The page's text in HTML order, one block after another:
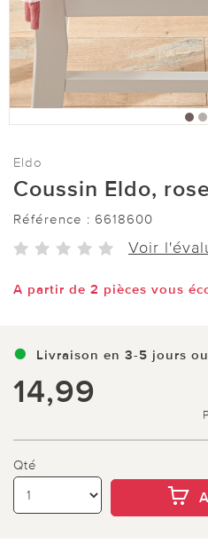
Eldo
Coussin Eldo, rose
Référence : 6618600
Voir
A partir de 2 pièces vous
Livraison en 3-5 jours
14,99
Qté